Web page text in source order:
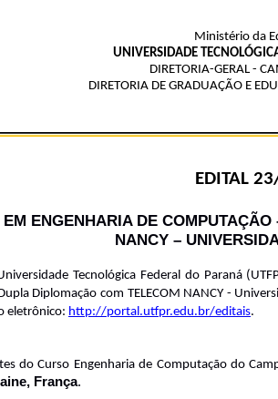
Ministério da
UNIVERSIDADE
DIRETORIA-GERAL -
DIRETORIA DE GRADUAÇÃO E
EDITAL
ENGENHARIA DE
NANCY –
Tecnológica Federal do Paraná
Diplomação com TELECOM NANCY -
eletrônico: http://portal.utfpr.edu.br/editais.
do Curso Engenharia de Computação do
França.